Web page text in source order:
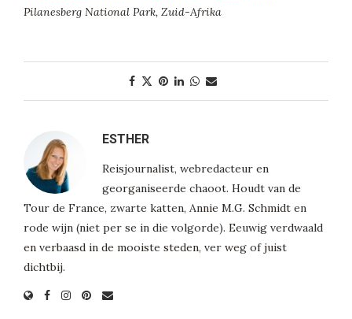
Pilanesberg National Park, Zuid-Afrika
ESTHER
Reisjournalist, webredacteur en
georganiseerde chaoot. Houdt van de
Tour de France, zwarte katten, Annie M.G. Schmidt en
rode wijn (niet per se in die volgorde). Eeuwig verdwaald
en verbaasd in de mooiste steden, ver weg of juist
dichtbij.